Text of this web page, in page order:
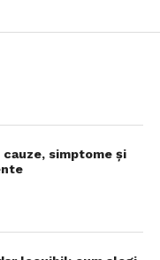
cauze, simptome și